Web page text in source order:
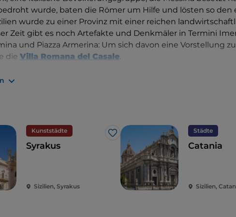
wurde, baten die Römer um Hilfe und lösten so den
wurde zu einer Provinz mit einer reichen
Zeit gibt es noch Artefakte und Denkmäler in Termini
und Piazza Armerina: Um sich davon eine Vorstellung
die Villa Romana del Casale.
des Weströmischen Reiches wurde es an Odoacre
Theoderich abgetreten, auf die die Landung der
machten. Aus dieser Zeit ist vor allem Friedrich II.
der größten Monarchen des Mittelalters. Die Revolte
dann zur endgültigen Vertreibung der Franzosen aus
Vizekönig von Palermo und schließlich zum
ein Wechsel zwischen spanischen und savoyischen
von Bitonto kehrte Sizilien mit der Krönung von Karl
Kunststädte
Like
Syrakus
Sizilien, Syrakus
Städte
Catania
Sizilien,